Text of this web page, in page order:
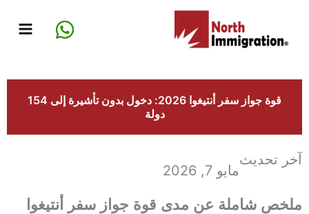
قوة جواز سفر أنتيغوا 2026: دخول بدون تأشيرة إلى 154
دولة
آخر تحديث
مايو 7, 2026
ملخص شاملة عن مدى قوة جواز سفر أنتيغوا